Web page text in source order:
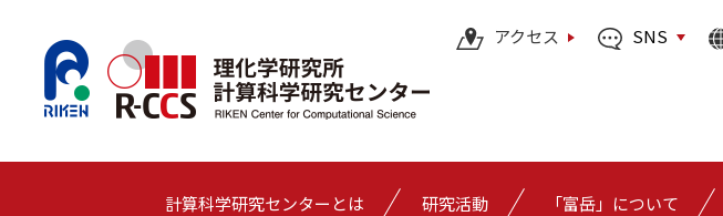
計算科学研究センターとは 研究活動 「富岳」について
アクセス SNS